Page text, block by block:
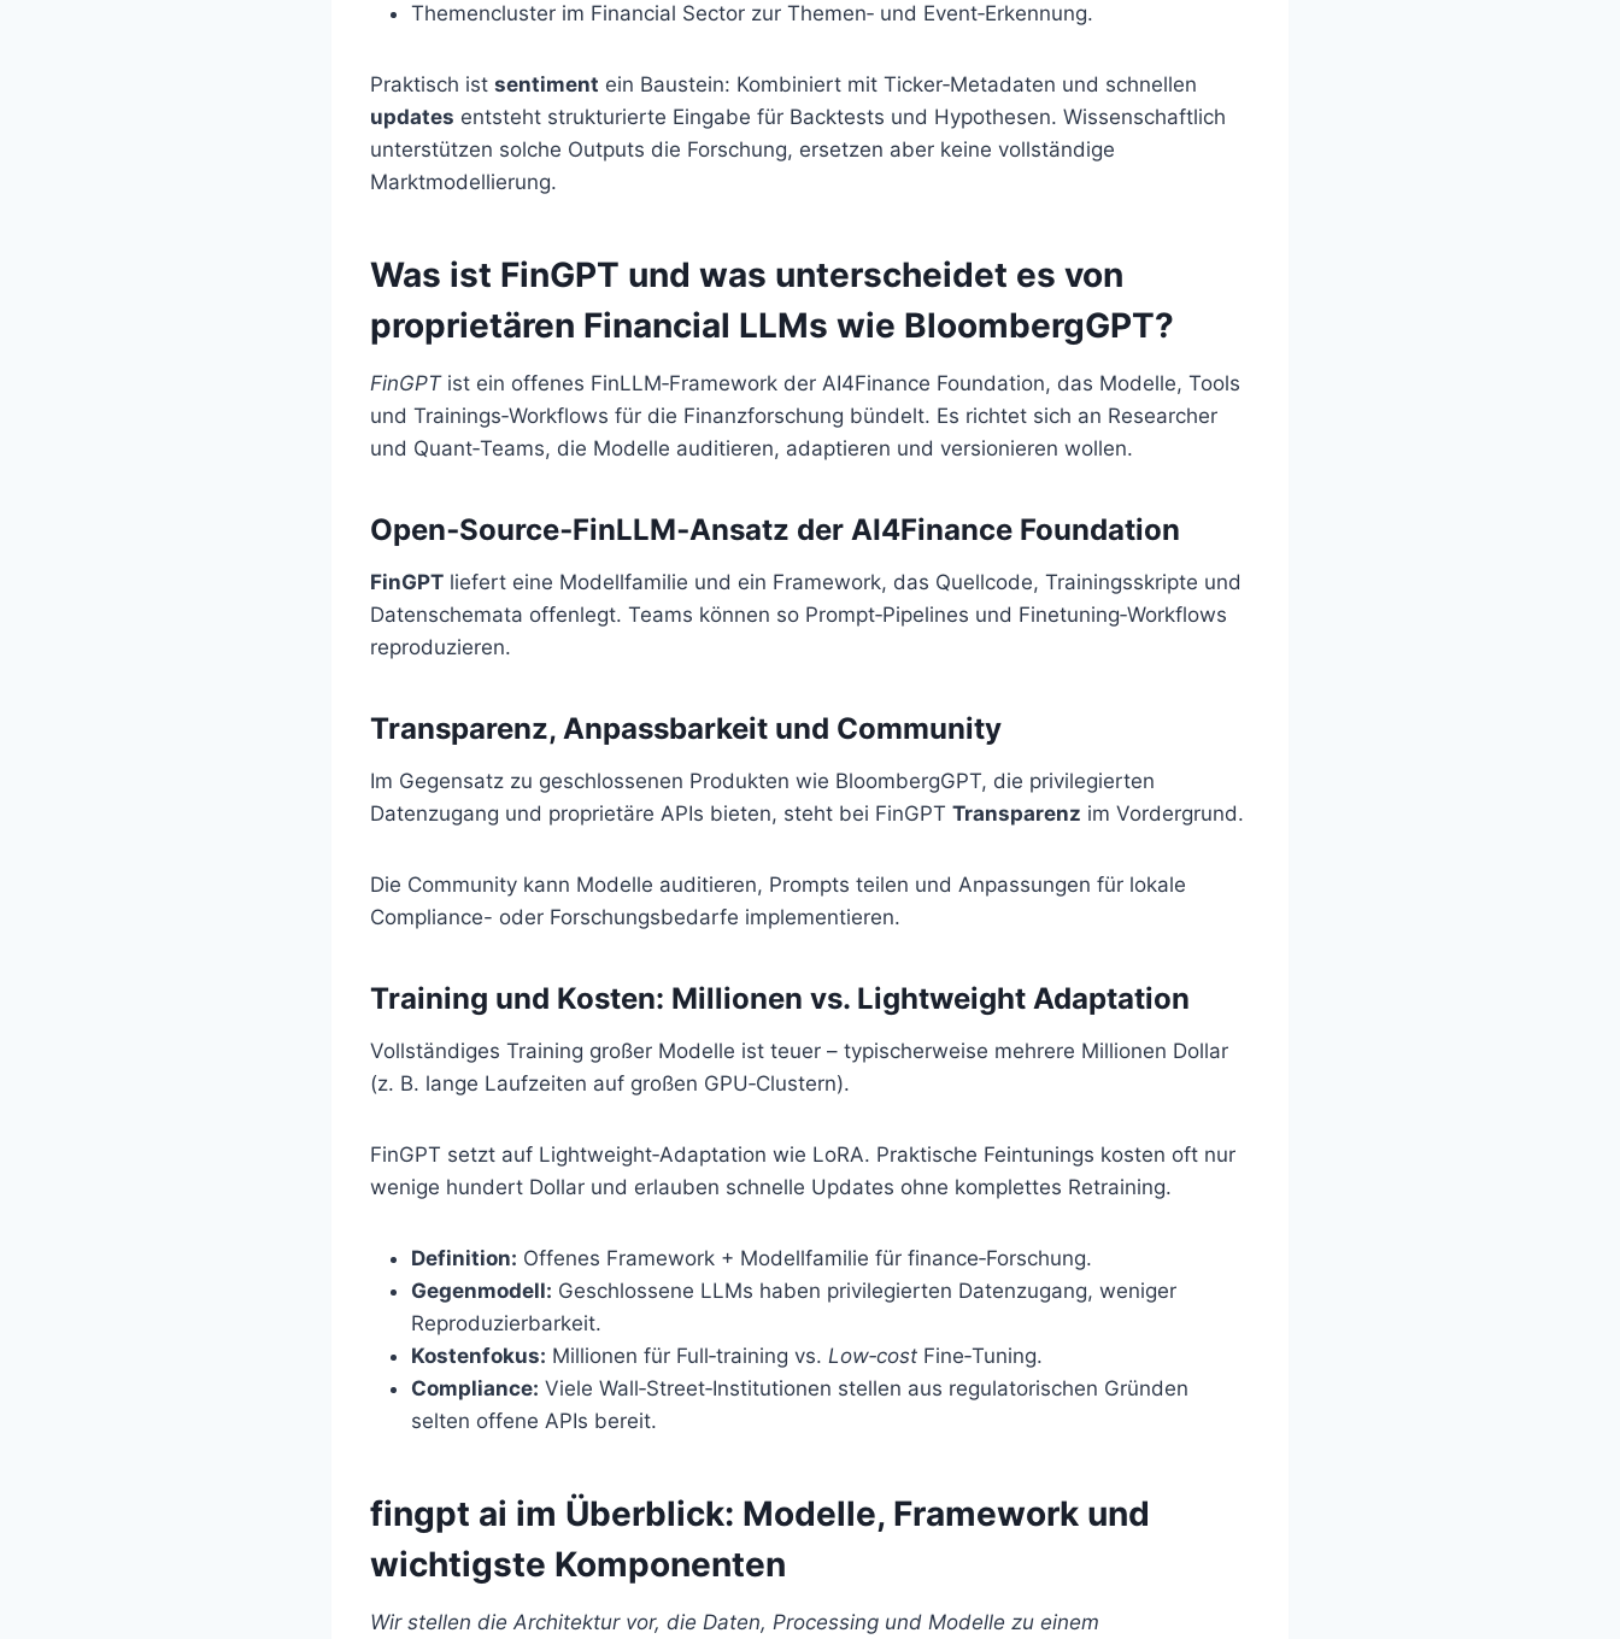
Themencluster im Financial Sector zur Themen‑ und Event‑Erkennung.
Praktisch ist sentiment ein Baustein: Kombiniert mit Ticker‑Metadaten und schnellen
updates entsteht strukturierte Eingabe für Backtests und Hypothesen. Wissenschaftlich
unterstützen solche Outputs die Forschung, ersetzen aber keine vollständige
Marktmodellierung.
Was ist FinGPT und was unterscheidet es von
proprietären Financial LLMs wie BloombergGPT?
FinGPTist ein offenes FinLLM‑Framework der AI4Finance Foundation, das Modelle, Tools
und Trainings‑Workflows für die Finanzforschung bündelt. Es richtet sich an Researcher
und Quant‑Teams, die Modelle auditieren, adaptieren und versionieren wollen.
Open‑Source‑FinLLM‑Ansatz der AI4Finance Foundation
FinGPT liefert eine Modellfamilie und ein Framework, das Quellcode, Trainingsskripte und
Datenschemata offenlegt. Teams können so Prompt‑Pipelines und Finetuning‑Workflows
reproduzieren.
Transparenz, Anpassbarkeit und Community
Im Gegensatz zu geschlossenen Produkten wie BloombergGPT, die privilegierten
Datenzugang und proprietäre APIs bieten, steht bei FinGPT Transparenz im Vordergrund.
Die Community kann Modelle auditieren, Prompts teilen und Anpassungen für lokale
Compliance- oder Forschungsbedarfe implementieren.
Training und Kosten: Millionen vs. Lightweight Adaptation
Vollständiges Training großer Modelle ist teuer – typischerweise mehrere Millionen Dollar
(z. B. lange Laufzeiten auf großen GPU‑Clustern).
FinGPT setzt auf Lightweight‑Adaptation wie LoRA. Praktische Feintunings kosten oft nur
wenige hundert Dollar und erlauben schnelle Updates ohne komplettes Retraining.
Definition: Offenes Framework + Modellfamilie für finance‑Forschung.
Gegenmodell: Geschlossene LLMs haben privilegierten Datenzugang, weniger
Reproduzierbarkeit.
Kostenfokus: Millionen für Full‑training vs. Low‑cost Fine‑Tuning.
Compliance: Viele Wall‑Street‑Institutionen stellen aus regulatorischen Gründen
selten offene APIs bereit.
fingpt ai im Überblick: Modelle, Framework und
wichtigste Komponenten
Wir stellen die Architektur vor, die Daten, Processing und Modelle zu einem